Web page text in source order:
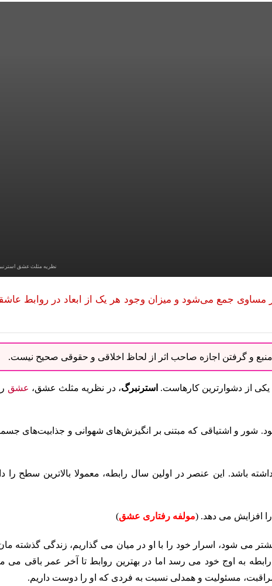
نظریه مثلث عشق
جمع می‌شود و میزان وجود هر یک از ابعاد در روابط
منبع و گرفتن اجازه صاحب اثر از لحاظ اخلاقی و حقوقی صحیح نیست.
یکی از دشوارترین کارهاست. استرنبرگ، در نظریه مثلث عشق، عشق
شور و اشتیاقی که مبتنی بر انگیزش‌های شهوانی و جذابیت‌های
باشد. این عنصر در اولین سال رابطه، معمولا بالاترین سطح را
را افزایش می دهد. (مولفه رفتاری عشق)
می شود، اسرار خود را با او در میان می گذاریم، زندگی گذشته مان
به اوج خود می رسد اما در بهترین روابط تا آخر عمر باقی می
مسئولیت و همدلی نسبت به فردی که او را دوست داریم.